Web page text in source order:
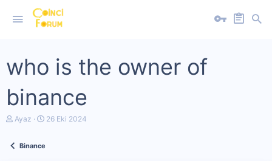
who is the owner of
binance
K
u
Ayaz
B
26 Eki 2024
Binance